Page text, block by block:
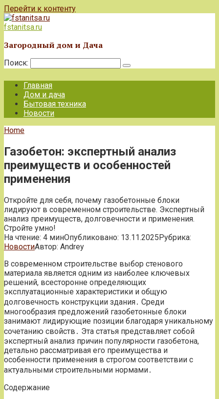
Перейти к контенту
fstanitsa.ru
Загородный дом и Дача
Поиск:
Главная
Дом и дача
Бытовая техника
Новости
Home
Газобетон: экспертный анализ
преимуществ и особенностей
применения
Откройте для себя, почему газобетонные блоки
лидируют в современном строительстве. Экспертный
анализ преимуществ, долговечности и применения.
Стройте умно!
На чтение: 4 минОпубликовано: 13.11.2025Рубрика:
НовостиАвтор: Andrey
В современном строительстве выбор стенового
материала является одним из наиболее ключевых
решений, всесторонне определяющих
эксплуатационные характеристики и общую
долговечность конструкции здания․ Среди
многообразия предложений газобетонные блоки
занимают лидирующие позиции благодаря уникальному
сочетанию свойств․ Эта статья представляет собой
экспертный анализ причин популярности газобетона,
детально рассматривая его преимущества и
особенности применения в строгом соответствии с
актуальными строительными нормами․
Содержание